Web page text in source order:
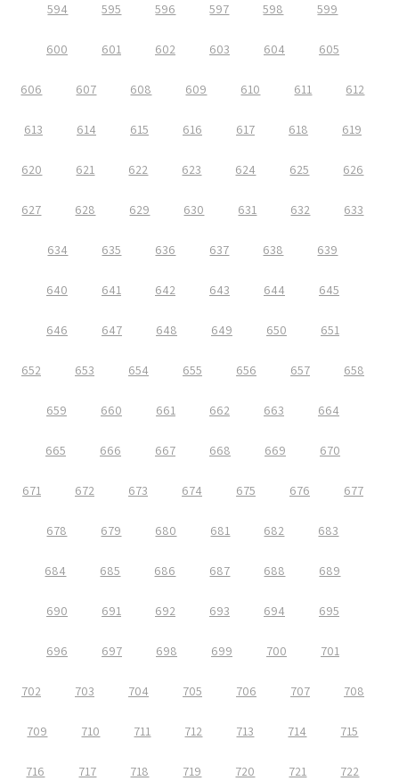
594 595 596 597 598 599
600 601 602 603 604 605
606 607 608 609 610 611 612
613 614 615 616 617 618 619
620 621 622 623 624 625 626
627 628 629 630 631 632 633
634 635 636 637 638 639
640 641 642 643 644 645
646 647 648 649 650 651
652 653 654 655 656 657 658
659 660 661 662 663 664
665 666 667 668 669 670
671 672 673 674 675 676 677
678 679 680 681 682 683
684 685 686 687 688 689
690 691 692 693 694 695
696 697 698 699 700 701
702 703 704 705 706 707 708
709 710 711 712 713 714 715
716 717 718 719 720 721 722